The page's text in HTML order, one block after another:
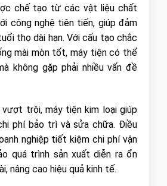
chế tạo từ các vật liệu chất
công nghệ tiên tiến, giúp đảm
thọ dài hạn. Với cấu tạo chắc
mài mòn tốt, máy tiện có thể
không gặp phải nhiều vấn đề
vượt trội, máy tiện kim loại giúp
phí bảo trì và sửa chữa. Điều
nghiệp tiết kiệm chi phí vận
quá trình sản xuất diễn ra ổn
nâng cao hiệu quả kinh tế.